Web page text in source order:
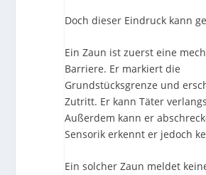
Doch dieser Eindruck kann
Ein Zaun ist zuerst eine
Barriere. Er markiert die
Grundstücksgrenze und
Zutritt. Er kann Täter
Außerdem kann er
Sensorik erkennt er jedoch
Ein solcher Zaun meldet